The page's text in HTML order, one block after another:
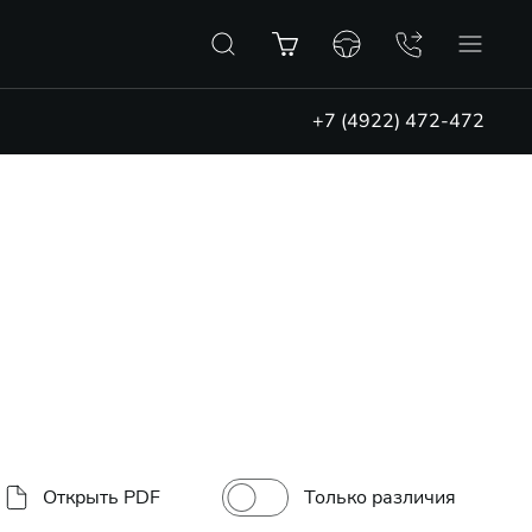
+7 (4922) 472-472
Открыть PDF Только различия